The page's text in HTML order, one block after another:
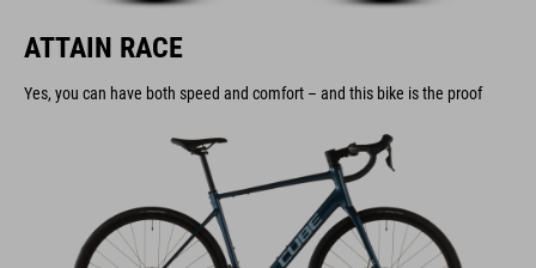
ATTAIN RACE
Yes, you can have both speed and comfort – and this bike is the proof